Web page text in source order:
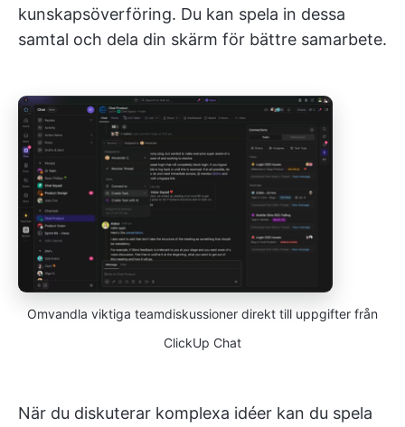
kunskapsöverföring. Du kan spela in dessa
samtal och dela din skärm för bättre samarbete.
Omvandla viktiga teamdiskussioner direkt till uppgifter från
ClickUp Chat
När du diskuterar komplexa idéer kan du spela